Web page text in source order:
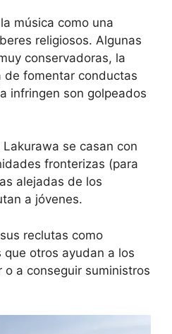
música como una
religiosos. Algunas
conservadoras, la
de fomentar conductas
infringen son golpeados
se casan con
fronterizas (para
alejadas de los
a jóvenes.
reclutas como
otros ayudan a los
a conseguir suministros